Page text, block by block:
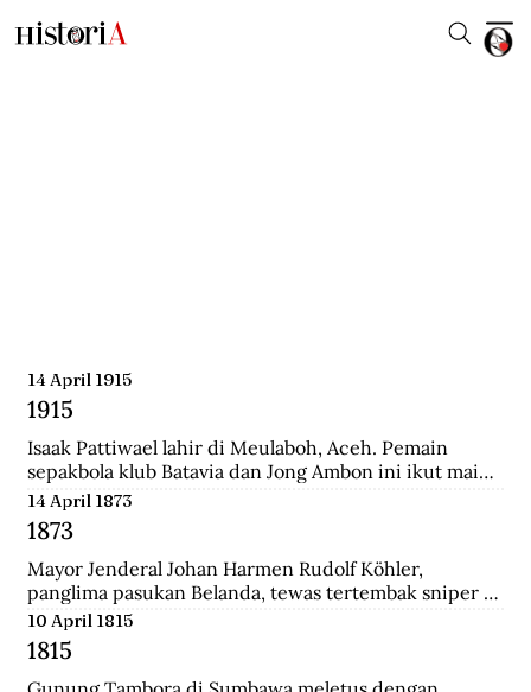
14 April 1915
1915
Isaak Pattiwael lahir di Meulaboh, Aceh. Pemain
sepakbola klub Batavia dan Jong Ambon ini ikut main
dalam Piala Dunia 1938 di Prancis.
14 April 1873
1873
Mayor Jenderal Johan Harmen Rudolf Köhler,
panglima pasukan Belanda, tewas tertembak sniper
Aceh di depan Masjid Raya Banda Aceh.
10 April 1815
1815